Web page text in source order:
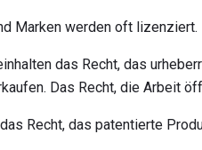
Marken werden oft lizenziert.
das Recht, das
Das Recht, die Arbeit
Recht, das patentierte